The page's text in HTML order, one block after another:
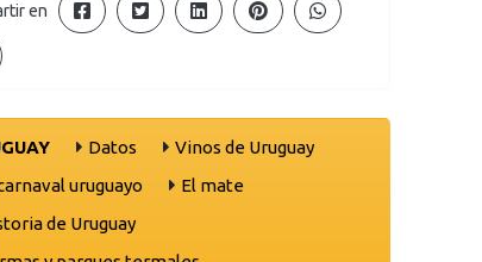
en
Datos
Vinos de Uruguay
uruguayo
El mate
de Uruguay